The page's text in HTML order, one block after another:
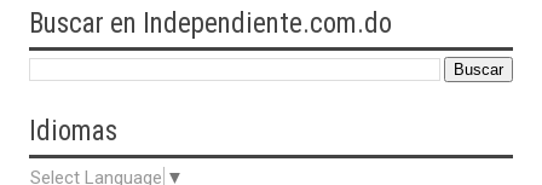
Buscar en Independiente.com.do
Idiomas
Select Language ▼